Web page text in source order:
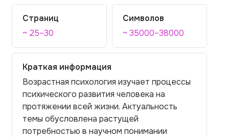
Страниц
~ 25–30
Символов
~ 35000–38000
Краткая информация
Возрастная психология изучает процессы
психического развития человека на
протяжении всей жизни. Актуальность
темы обусловлена растущей
потребностью в научном понимании